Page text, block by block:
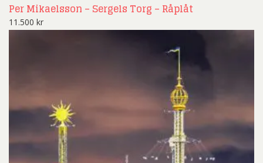
Per Mikaelsson – Sergels Torg – Råplåt
11.500 kr